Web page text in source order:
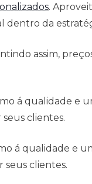
.
dentro da
assim,
á qualidade e
clientes.
á qualidade e
seus clientes.